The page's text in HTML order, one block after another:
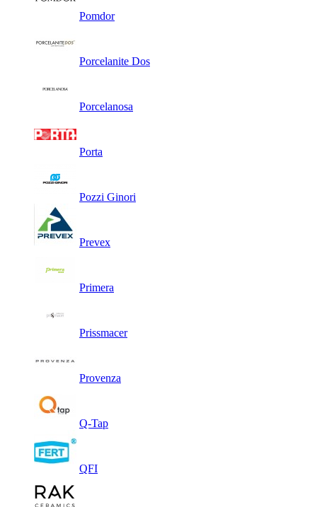
Pomdor
Porcelanite Dos
Porcelanosa
Porta
Pozzi Ginori
Prevex
Primera
Prissmacer
Provenza
Q-Tap
QFI